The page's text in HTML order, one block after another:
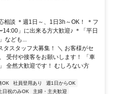
相談 ＊週1日～、1日3h～OK！ ＊フ
」に出来る方大歓迎♪ ＊「平日
なども...
タスタッフ大募集！ ＼ お客様がセ
受付や接客をお願いします！ 「車
全然大歓迎です！ むしろない方
OK 社員登用あり
週1日からOK
日祝のみOK
主婦・主夫歓迎